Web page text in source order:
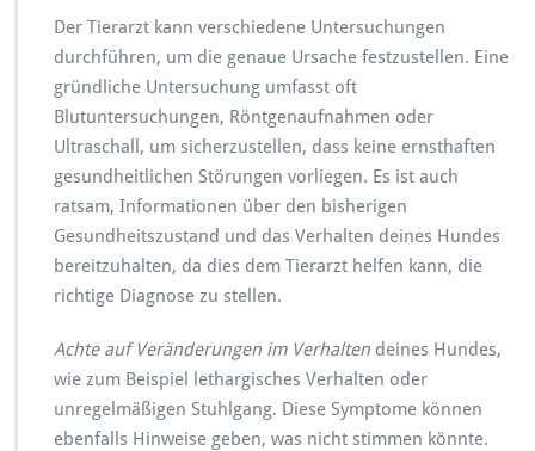
Der Tierarzt kann verschiedene Untersuchungen
durchführen, um die genaue Ursache festzustellen. Eine
gründliche Untersuchung umfasst oft
Blutuntersuchungen, Röntgenaufnahmen oder
Ultraschall, um sicherzustellen, dass keine ernsthaften
gesundheitlichen Störungen vorliegen. Es ist auch
ratsam, Informationen über den bisherigen
Gesundheitszustand und das Verhalten deines Hundes
bereitzuhalten, da dies dem Tierarzt helfen kann, die
richtige Diagnose zu stellen.
Achte auf Veränderungen im Verhalten deines Hundes,
wie zum Beispiel lethargisches Verhalten oder
unregelmäßigen Stuhlgang. Diese Symptome können
ebenfalls Hinweise geben, was nicht stimmen könnte.